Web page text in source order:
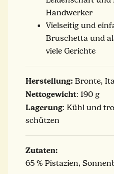
Handwerker
Vielseitig und
Bruschetta und
viele Gerichte
Herstellung: Bronte,
Nettogewicht: 190 g
Lagerung: Kühl und
schützen
Zutaten:
65 % Pistazien,